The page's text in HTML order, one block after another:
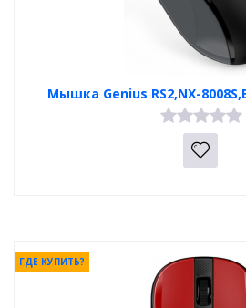
Мышка Genius RS2,NX-
ГДЕ КУПИТЬ?